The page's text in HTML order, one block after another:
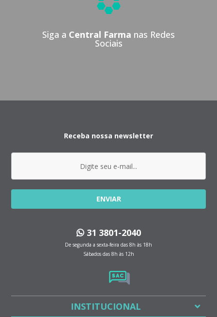
Siga a Central Farma nas Redes
Sociais
Receba nossa newsletter
ENVIAR
31 3801-2040
De segunda a sexta-feira das 8h às 18h
Sábados das 8h às 12h
INSTITUCIONAL